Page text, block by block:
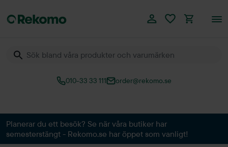
010-33 33 111 order@rekomo.se
Planerar du ett besök? Se när våra butiker har
semesterstängt - Rekomo.se har öppet som vanligt!